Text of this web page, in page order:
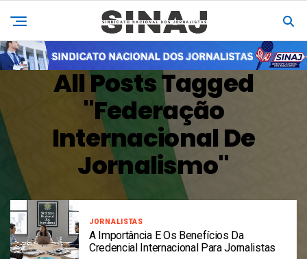
All Posts Tagged
"federação
Internacional De
Jornalismo"
JORNALISTAS
A Importância E Os Benefícios Da
Credencial Internacional Para Jornalistas